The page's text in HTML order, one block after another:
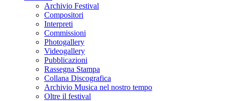
Archivio Festival
Compositori
Interpreti
Commissioni
Photogallery
Videogallery
Pubblicazioni
Rassegna Stampa
Collana Discografica
Archivio Musica nel nostro tempo
Oltre il festival